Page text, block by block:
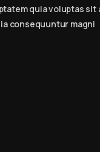
quia voluptas
consequuntur magni